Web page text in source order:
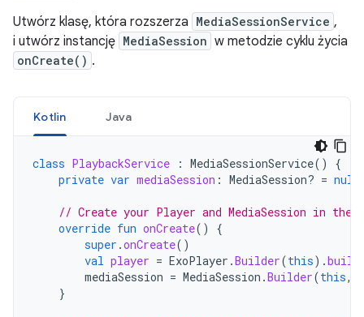
Utwórz klasę, która rozszerza MediaSessionService ,
i utwórz instancję MediaSession w metodzie cyklu życia
onCreate() .
Kotlin Java
class PlaybackService : MediaSessionService()
{
private var mediaSession : MediaSession? = null
// Create your Player and MediaSession in the
override fun onCreate()
{
super .onCreate()
val player = ExoPlayer .Builder(this).build
mediaSession = MediaSession .Builder(this,
}